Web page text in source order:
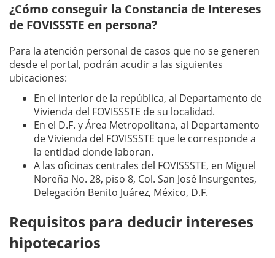
¿Cómo conseguir la Constancia de Intereses
de FOVISSSTE en persona?
Para la atención personal de casos que no se generen
desde el portal, podrán acudir a las siguientes
ubicaciones:
En el interior de la república, al Departamento de
Vivienda del FOVISSSTE de su localidad.
En el D.F. y Área Metropolitana, al Departamento
de Vivienda del FOVISSSTE que le corresponde a
la entidad donde laboran.
A las oficinas centrales del FOVISSSTE, en Miguel
Noreña No. 28, piso 8, Col. San José Insurgentes,
Delegación Benito Juárez, México, D.F.
Requisitos para deducir intereses
hipotecarios